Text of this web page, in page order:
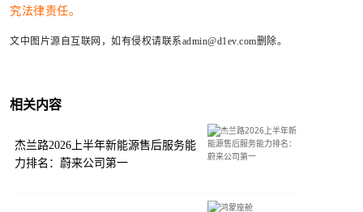
究法律责任。
文中图片源自互联网，如有侵权请联系admin@d1ev.com删除。
相关内容
杰兰路2026上半年新能源售后服务能
力排名：蔚来公司第一